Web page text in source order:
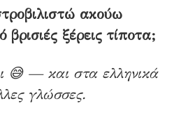
ακούω
ξέρεις τίποτα;
😅 — και στα ελληνικά
γλώσσες.